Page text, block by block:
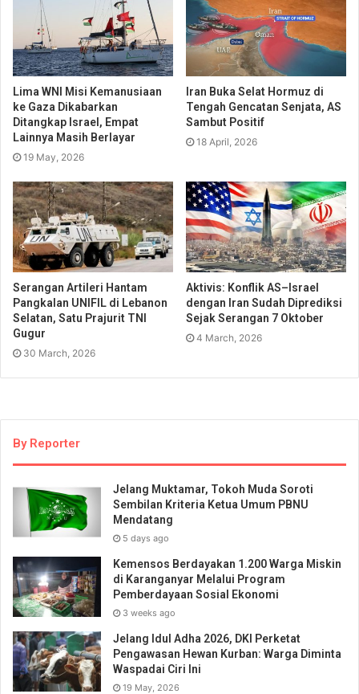
Lima WNI Misi Kemanusiaan
ke Gaza Dikabarkan
Ditangkap Israel, Empat
Lainnya Masih Berlayar
19 May, 2026
Iran Buka Selat Hormuz di
Tengah Gencatan Senjata, AS
Sambut Positif
18 April, 2026
Serangan Artileri Hantam
Pangkalan UNIFIL di Lebanon
Selatan, Satu Prajurit TNI
Gugur
30 March, 2026
Aktivis: Konflik AS–Israel
dengan Iran Sudah Diprediksi
Sejak Serangan 7 Oktober
4 March, 2026
By Reporter
Jelang Muktamar, Tokoh Muda Soroti
Sembilan Kriteria Ketua Umum PBNU
Mendatang
5 days ago
Kemensos Berdayakan 1.200 Warga Miskin
di Karanganyar Melalui Program
Pemberdayaan Sosial Ekonomi
3 weeks ago
Jelang Idul Adha 2026, DKI Perketat
Pengawasan Hewan Kurban: Warga Diminta
Waspadai Ciri Ini
19 May, 2026